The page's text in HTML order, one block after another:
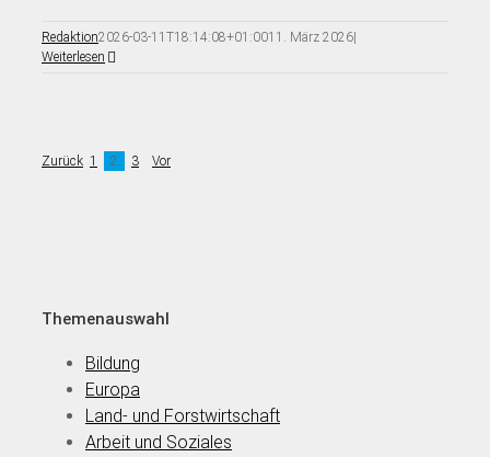
Redaktion2026-03-11T18:14:08+01:0011. März 2026|
Weiterlesen
Zurück 1 2 3 Vor
Themenauswahl
Bildung
Europa
Land- und Forstwirtschaft
Arbeit und Soziales